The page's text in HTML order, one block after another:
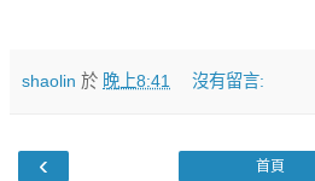
shaolin 於 晚上8:41 沒有留言:
‹ 首頁